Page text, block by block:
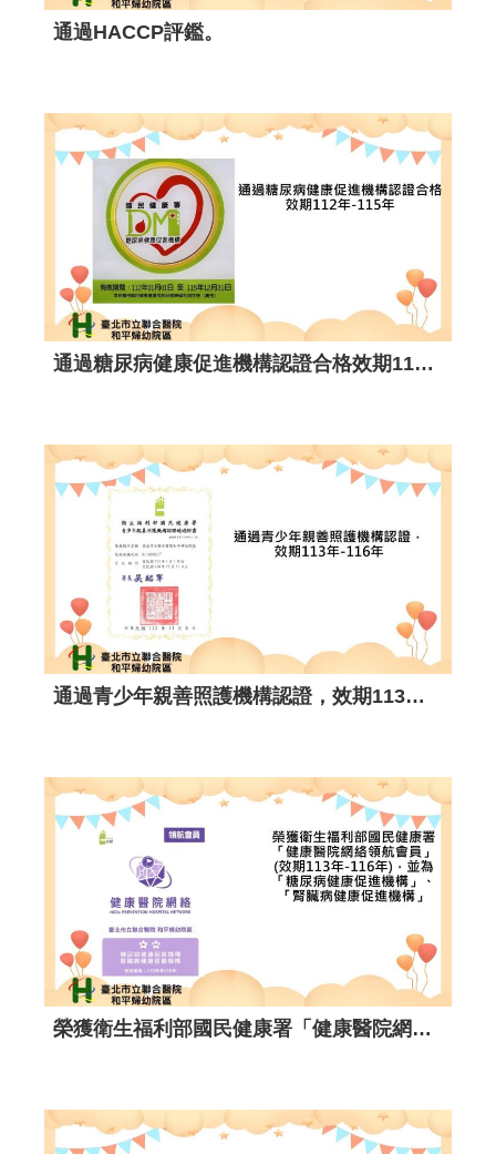
榮獲衛生福利部國民健康署114年糖尿病健康促進機構照護品質評核與獎勵活動計畫執行成果-精進獎。
榮獲衛生福利部國民健康署114年腎臟病健康促進機構照護品質提升獎勵活動-區域醫院組-銅獎。